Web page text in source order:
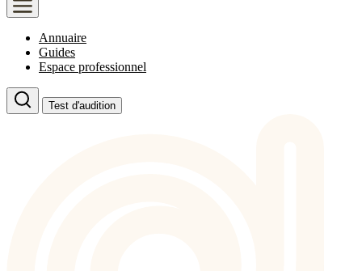
Annuaire
Guides
Espace professionnel
Test d'audition